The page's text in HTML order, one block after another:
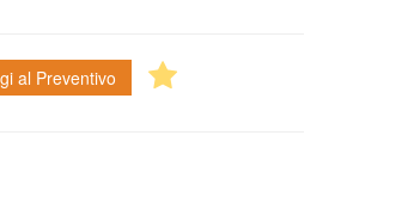
al Preventivo